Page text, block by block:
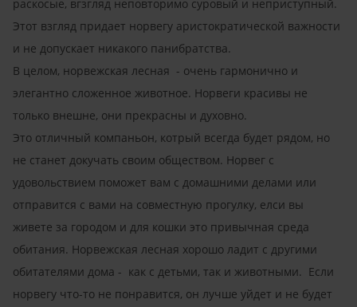
раскосые, вгзгляд неповторимо суровый и неприступный.
Этот взгляд придает норвегу аристократической важности
и не допускает никакого панибратства.
В целом, норвежская лесная - очень гармонично и
элегантно сложенное животное. Норвеги красивы не
только внешне, они прекрасны и духовно.
Это отличный компаньон, котрый всегда будет рядом, но
не станет докучать своим обществом. Норвег с
удовольствием поможет вам с домашними делами или
отправится с вами на совместную прогулку, елси вы
живете за городом и для кошки это привычная среда
обитания. Норвежская лесная хорошо ладит с другими
обитателями дома - как с детьми, так и животными. Если
норвегу что-то не понравится, он лучше уйдет и не будет